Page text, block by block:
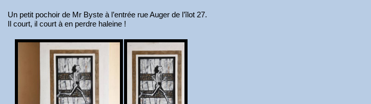
Un petit pochoir de Mr Byste à l’entrée rue Auger de l’îlot 27.
Il court, il court à en perdre haleine !